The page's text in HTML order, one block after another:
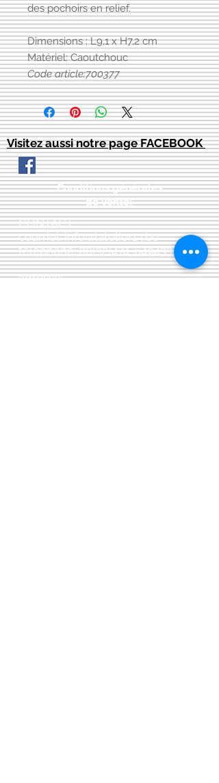
des pochoirs en relief.
Dimensions : L9,1 x H7,2 cm
Matériel: Caoutchouc
Code article:700377
Visitez aussi notre page FACEBOOK
Conditions générales
de vente::
CONTACT:
courriel:info@latelier13.be
téléphone:00(32)474-649433
adresse: